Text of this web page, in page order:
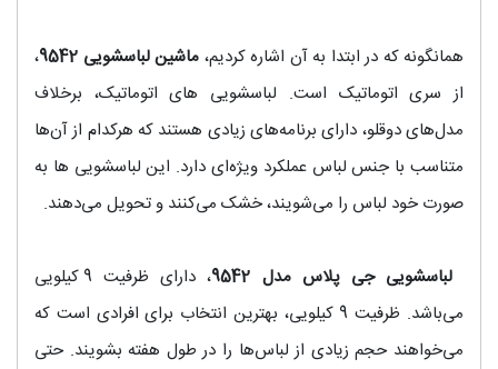
همانگونه که در ابتدا به آن اشاره کردیم، ماشین لباسشویی 9542،
از سری اتوماتیک است. لباسشویی های اتوماتیک، برخلاف
مدل‌های دوقلو، دارای برنامه‌های زیادی هستند که هرکدام از آن‌ها
متناسب با جنس لباس عملکرد ویژه‌ای دارد. این لباسشویی‌ ها به
صورت خود لباس را می‌شویند، خشک می‌کنند و تحویل می‌دهند.
لباسشویی جی پلاس مدل 9542
، دارای ظرفیت 9 کیلویی
می‌باشد. ظرفیت 9 کیلویی، بهترین انتخاب برای افرادی است که
می‌خواهند حجم زیادی از لباس‌ها را در طول هفته بشویند. حتی